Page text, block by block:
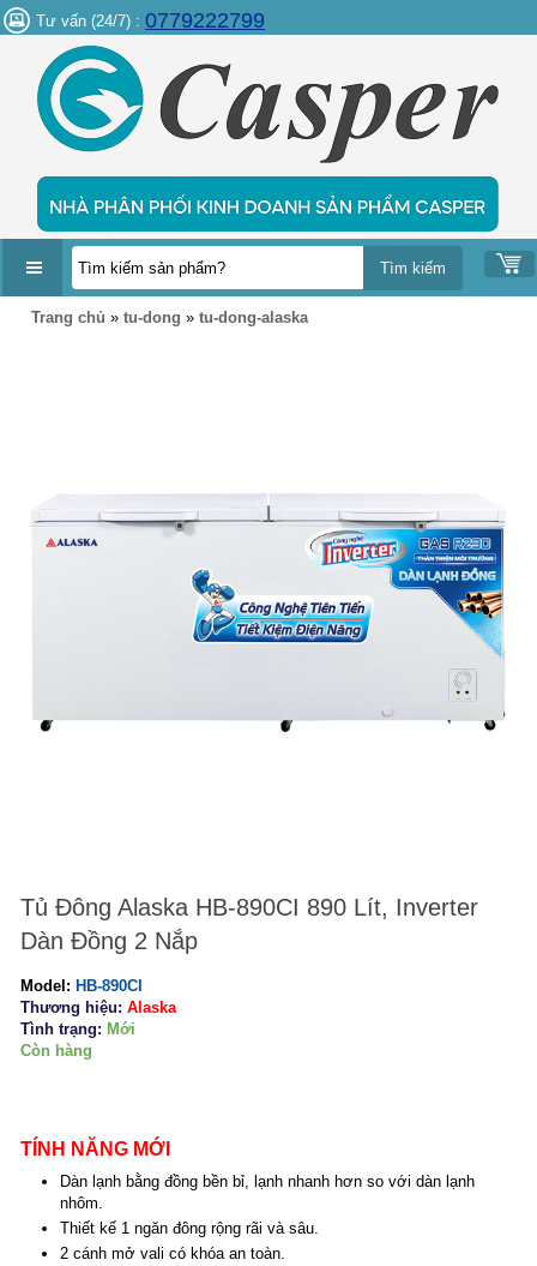
Tư vấn (24/7) : 0779222799
DANH
Trang chủ » tu-dong » tu-dong-alaska
Tủ Đông Alaska HB-890CI 890 Lít, Inverter
Dàn Đồng 2 Nắp
Model: HB-890CI
Thương hiệu: Alaska
Tình trạng: Mới
Còn hàng
TÍNH NĂNG MỚI
Dàn lạnh bằng đồng bền bỉ, lạnh nhanh hơn so với dàn lạnh
nhôm.
Thiết kế 1 ngăn đông rộng rãi và sâu.
2 cánh mở vali có khóa an toàn.